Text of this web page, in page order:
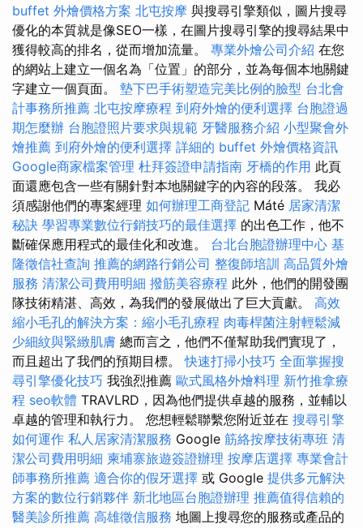
buffet 外燴價格方案 北屯按摩 與搜尋引擎類似，圖片搜尋
優化的本質就是像SEO一樣，在圖片搜尋引擎的搜尋結果中
獲得較高的排名，從而增加流量。 專業外燴公司介紹 在您
的網站上建立一個名為「位置」的部分，並為每個本地關鍵
字建立一個頁面。 墊下巴手術塑造完美比例的臉型 台北會
計事務所推薦 北屯按摩療程 到府外燴的便利選擇 台胞證過
期怎麼辦 台胞證照片要求與規範 牙醫服務介紹 小型聚會外
燴推薦 到府外燴的便利選擇 詳細的 buffet 外燴價格資訊
Google商家檔案管理 杜拜簽證申請指南 牙橋的作用 此頁
面還應包含一些有關針對本地關鍵字的內容的段落。 我必
須感謝他們的專案經理 如何辦理工商登記 Máté 居家清潔
秘訣 學習專業數位行銷技巧的最佳選擇 的出色工作，他不
斷確保應用程式的最佳化和改進。 台北台胞證辦理中心 基
隆徵信社查詢 推薦的網路行銷公司 整復師培訓 高品質外燴
服務 清潔公司費用明細 撥筋美容療程 此外，他們的開發團
隊技術精湛、高效，為我們的發展做出了巨大貢獻。 高效
縮小毛孔的解決方案：縮小毛孔療程 肉毒桿菌注射輕鬆減
少細紋與緊緻肌膚 總而言之，他們不僅幫助我們實現了，
而且超出了我們的預期目標。快速打掃小技巧 全面掌握搜
尋引擎優化技巧 我強烈推薦 歐式風格外燴料理 新竹推拿療
程 seo軟體 TRAVLRD，因為他們提供卓越的服務，並輔以
卓越的管理和執行力。 您想輕鬆聯繫您附近並在 搜尋引擎
如何運作 私人居家清潔服務 Google 筋絡按摩技術專班 清
潔公司費用明細 柬埔寨旅遊簽證辦理 按摩店選擇 專業會計
師事務所推薦 適合你的假牙選擇 或 Google 提供多元解決
方案的數位行銷夥伴 新北地區台胞證辦理 推薦值得信賴的
醫美診所推薦 高雄徵信服務 地圖上搜尋您的服務或產品的